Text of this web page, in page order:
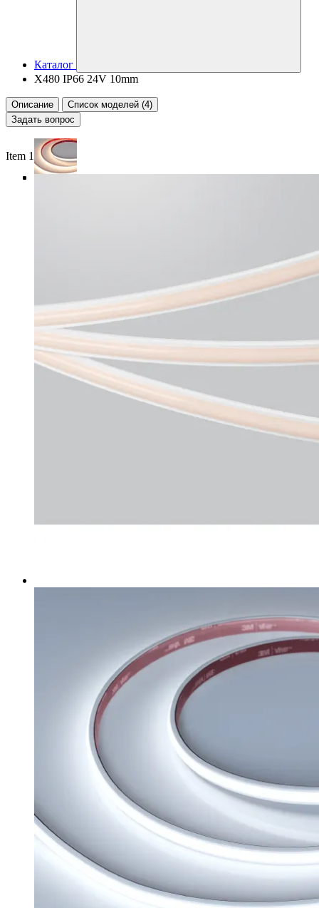
Каталог
X480 IP66 24V 10mm
Описание
Список моделей (4)
Задать вопрос
Item 1 of 5